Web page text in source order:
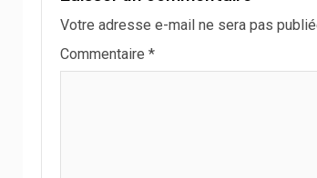
Votre adresse e-mail ne sera pas
Commentaire *